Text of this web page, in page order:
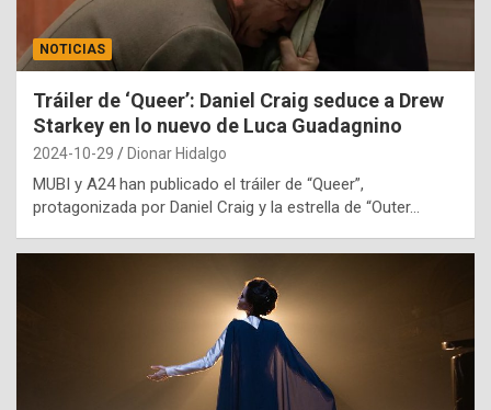
NOTICIAS
Tráiler de ‘Queer’: Daniel Craig seduce a Drew
Starkey en lo nuevo de Luca Guadagnino
2024-10-29 Dionar Hidalgo
MUBI y A24 han publicado el tráiler de “Queer”,
protagonizada por Daniel Craig y la estrella de “Outer…